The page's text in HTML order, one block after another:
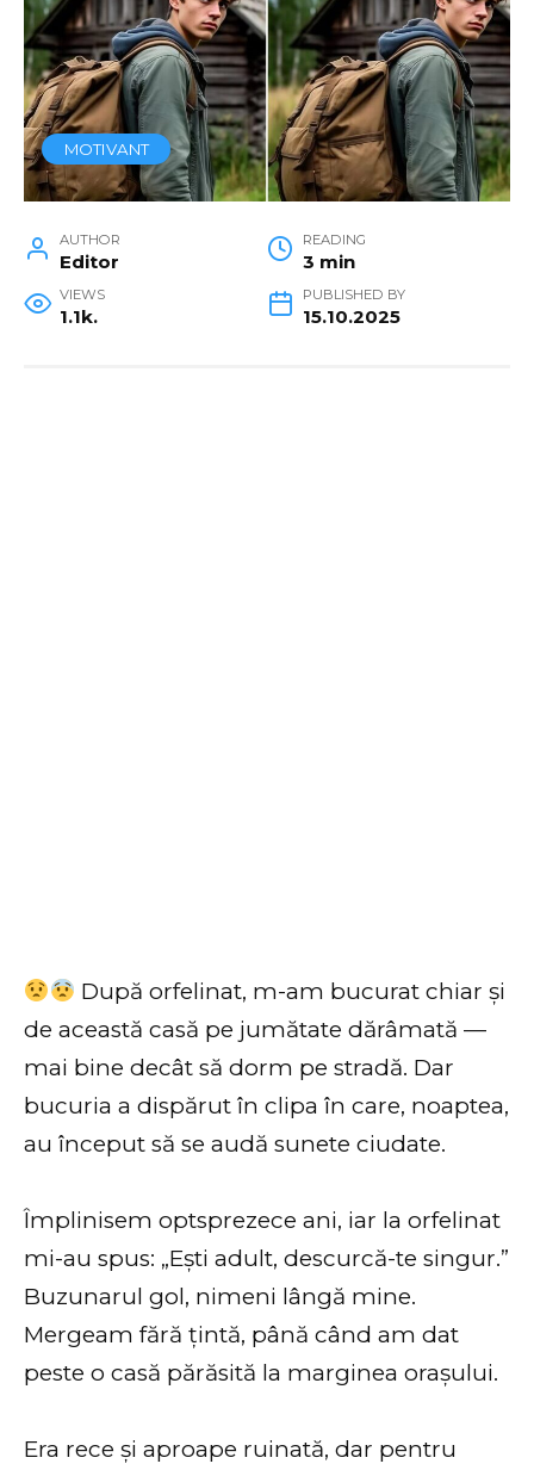
MOTIVANT
AUTHOR
Editor
READING
3 min
VIEWS
1.1k.
PUBLISHED BY
15.10.2025
După orfelinat, m-am bucurat chiar și
de această casă pe jumătate dărâmată —
mai bine decât să dorm pe stradă. Dar
bucuria a dispărut în clipa în care, noaptea,
au început să se audă sunete ciudate.
Împlinisem optsprezece ani, iar la orfelinat
mi-au spus: „Ești adult, descurcă-te singur.”
Buzunarul gol, nimeni lângă mine.
Mergeam fără țintă, până când am dat
peste o casă părăsită la marginea orașului.
Era rece și aproape ruinată, dar pentru